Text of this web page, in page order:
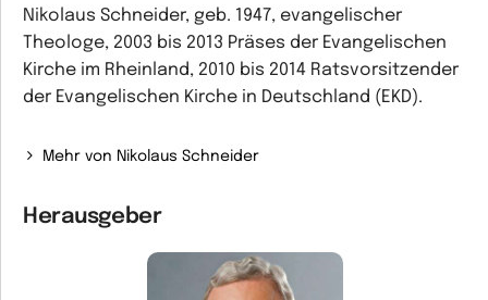
Nikolaus Schneider, geb. 1947, evangelischer
Theologe, 2003 bis 2013 Präses der Evangelischen
Kirche im Rheinland, 2010 bis 2014 Ratsvorsitzender
der Evangelischen Kirche in Deutschland (EKD).
Mehr von Nikolaus Schneider
Herausgeber